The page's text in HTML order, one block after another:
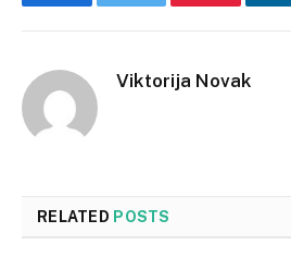
Viktorija Novak
RELATED POSTS